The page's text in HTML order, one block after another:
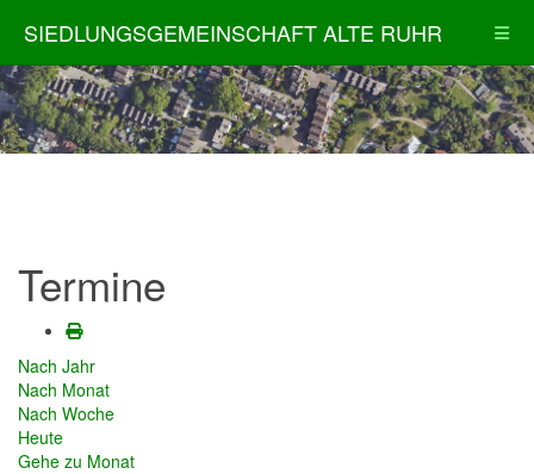
SIEDLUNGSGEMEINSCHAFT ALTE RUHR
Termine
Nach Jahr
Nach Monat
Nach Woche
Heute
Gehe zu Monat